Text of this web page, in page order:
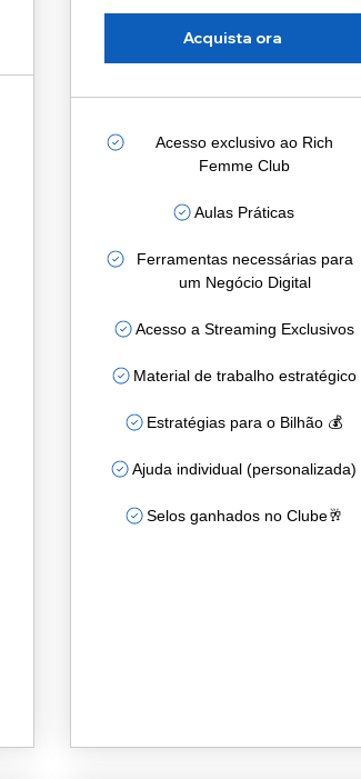
Acquista ora
Acesso exclusivo ao Rich
Femme Club
Aulas Práticas
Ferramentas necessárias para
um Negócio Digital
Acesso a Streaming Exclusivos
Material de trabalho estratégico
Estratégias para o Bilhão 💰
Ajuda individual (personalizada)
Selos ganhados no Clube🥂